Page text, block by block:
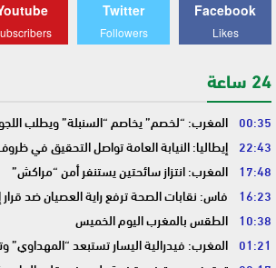
Facebook
Likes
Twitter
Followers
24 ساعة
00:35 المغرب: “لخصم” يخاصم “السنبلة” ويطلب
22:43 إيطاليا: النيابة العامة تواصل التحقيق في
17:48 المغرب: انتزاز سائحتين يستنفر أمن “مراكش”
16:23 فاس: نقابات الصحة ترفع راية العصيان ضد قرار
10:38 الطقس بالمغرب اليوم الخميس
01:21 المغرب: فيدرالية اليسار تستبعد